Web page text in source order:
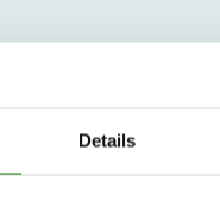
Details